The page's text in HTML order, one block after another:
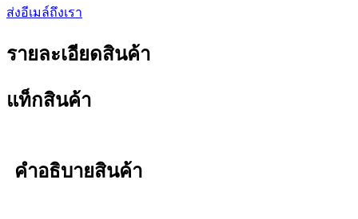
ส่งอีเมล์ถึงเรา
รายละเอียดสินค้า
แท็กสินค้า
คำอธิบายสินค้า